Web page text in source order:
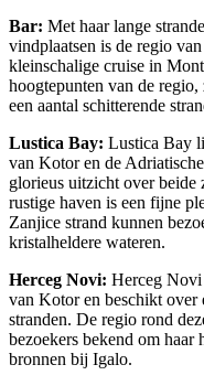
Bar: Met haar lange
vindplaatsen is de regio van
kleinschalige cruise in
hoogtepunten van de
een aantal schitterende
Lustica Bay: Lustica Bay
van Kotor en de
glorieus uitzicht over
rustige haven is een fijne
Zanjice strand kunnen
kristalheldere wateren.
Herceg Novi: Herceg Novi
van Kotor en beschikt over
stranden. De regio rond
bezoekers bekend om haar
bronnen bij Igalo.